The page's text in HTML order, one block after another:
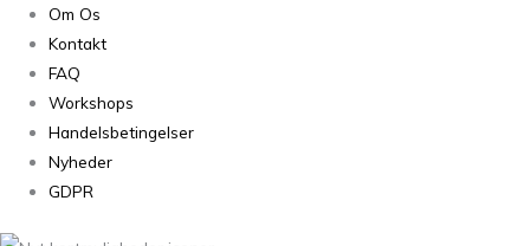
Om Os
Kontakt
FAQ
Workshops
Handelsbetingelser
Nyheder
GDPR